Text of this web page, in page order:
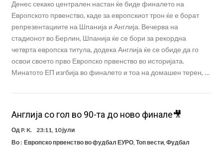
Денес секако централен настан ќе биде финалето на
Европското првенство, каде за европскиот трон ќе е борат
репрезентациите на Шпанија и Англија. Вечерва на
стадионот во Берлин, Шпанија ќе се бори за рекордна
четврта европска титула, додека Англија ќе се обиде да го
освои своето прво Европско првенство во историјата.
Минатото ЕП изгбија во финалето и тоа на домашен терен, …
Англија со гол во 90-та до ново финале🎥
Од P. K.
23:11, 10 јули
Во : Европско првенство во фудбал ЕУРО,Топ вести,Фудбал